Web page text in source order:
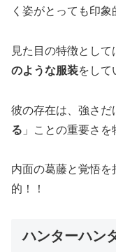
く姿がとっても印象
見た目の特徴として
のような服装をして
彼の存在は、強さだ
る 」ことの重要さを
内面の葛藤と覚悟
的！！
ハンターハン